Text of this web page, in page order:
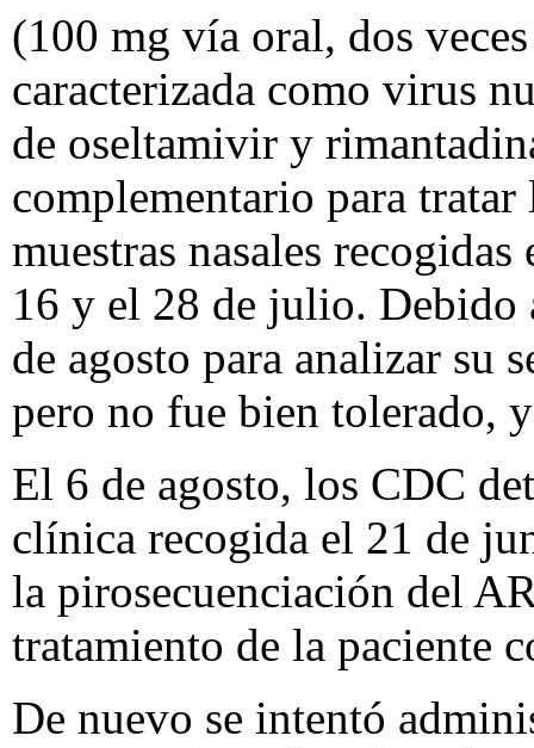
(100 mg vía oral, dos
caracterizada como virus
de oseltamivir y
complementario para
muestras nasales
16 y el 28 de julio. Debido
de agosto para analizar su
pero no fue bien tolerado,
El 6 de agosto, los CDC
clínica recogida el 21 de
la pirosecuenciación del
tratamiento de la paciente
De nuevo se intentó